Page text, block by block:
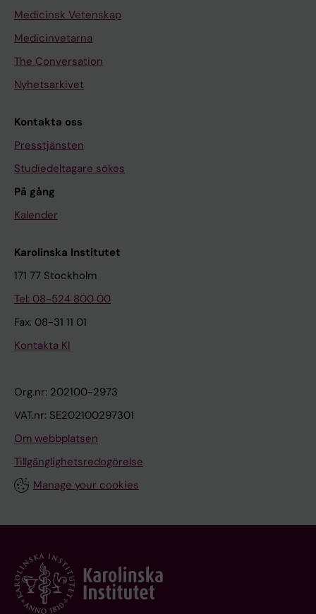
Medicinsk Vetenskap
Medicinvetarna
The Conversation
Nyhetsarkivet
Kontakta oss
Presstjänsten
Studiedeltagare sökes
På gång
Kalender
Karolinska Institutet
171 77 Stockholm
Tel: 08-524 800 00
Fax: 08-31 11 01
Kontakta KI
Org.nr: 202100-2973
VAT.nr: SE202100297301
Om webbplatsen
Tillgänglighetsredogörelse
Manage your cookies